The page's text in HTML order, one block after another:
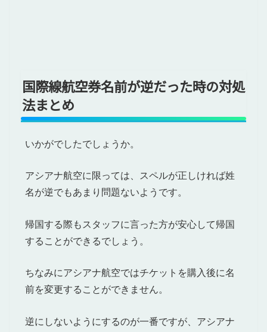
国際線航空券名前が逆だった時の対処
法まとめ
いかがでしたでしょうか。
アシアナ航空に限っては、スペルが正しければ姓
名が逆でもあまり問題ないようです。
帰国する際もスタッフに言った方が安心して帰国
することができるでしょう。
ちなみにアシアナ航空ではチケットを購入後に名
前を変更することができません。
逆にしないようにするのが一番ですが、アシアナ